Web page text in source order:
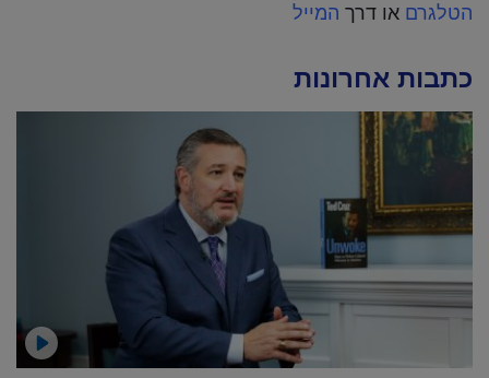
הטלגרם או דרך המייל
כתבות אחרונות